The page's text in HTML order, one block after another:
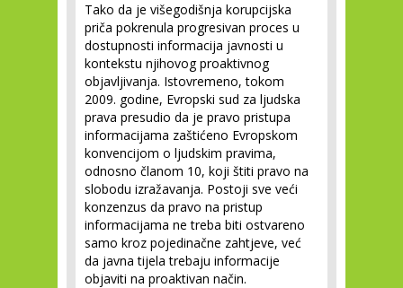
Tako da je višegodišnja korupcijska
priča pokrenula progresivan proces u
dostupnosti informacija javnosti u
kontekstu njihovog proaktivnog
objavljivanja. Istovremeno, tokom
2009. godine, Evropski sud za ljudska
prava presudio da je pravo pristupa
informacijama zaštićeno Evropskom
konvencijom o ljudskim pravima,
odnosno članom 10, koji štiti pravo na
slobodu izražavanja. Postoji sve veći
konzenzus da pravo na pristup
informacijama ne treba biti ostvareno
samo kroz pojedinačne zahtjeve, već
da javna tijela trebaju informacije
objaviti na proaktivan način.